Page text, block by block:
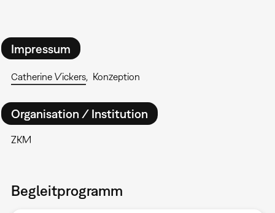
Impressum
Catherine Vickers Konzeption
Organisation / Institution
ZKM
Begleitprogramm